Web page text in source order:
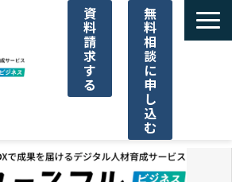
資
料
請
求
す
る
無
料
相
談
に
申
し
込
む